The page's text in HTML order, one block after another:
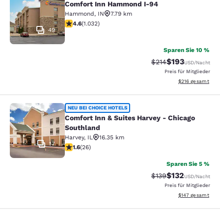
49
Comfort Inn Hammond I-94
Hammond, IN
7.79 km
4.56-Sterne-Bewertung. Hervorragend. 1032
4.6(1.032)
Sparen Sie 10 %
Durchgestrichener
$214Vergünstigter
$193USD/Nacht
Preis für Mitglieder
Geschätzte
$216 gesamt
Comfort Inn & Suites Harvey -
17
NEU BEI CHOICE HOTELS
Comfort Inn & Suites Harvey - Chicago
Southland
Harvey, IL
16.35 km
1.65-Sterne-Bewertung. Mittelmäßig. 26 Bewertungen
1.6(26)
Sparen Sie 5 %
Durchgestrichener
$139Vergünstigter
$132USD/Nacht
Preis für Mitglieder
Geschätzte
$147 gesamt